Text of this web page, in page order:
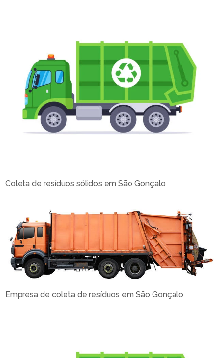
Coleta de resíduos sólidos em São Gonçalo
Empresa de coleta de resíduos em São Gonçalo